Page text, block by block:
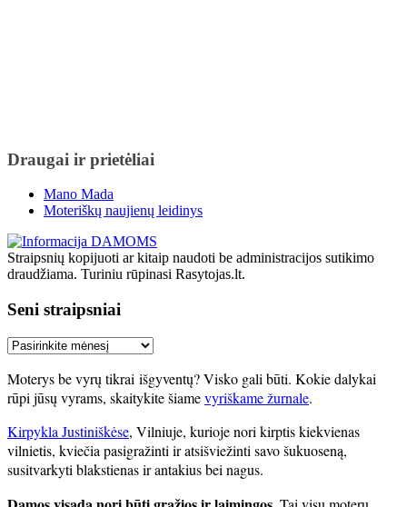
Draugai ir prietėliai
Mano Mada
Moteriškų naujienų leidinys
Straipsnių kopijuoti ar kitaip naudoti be administracijos sutikimo
draudžiama. Turiniu rūpinasi Rasytojas.lt.
Seni straipsniai
Seni
Moterys be vyrų tikrai išgyventų? Visko gali būti. Kokie dalykai
rūpi jūsų vyrams, skaitykite šiamevyriškame žurnale.
Kirpykla Justiniškėse, Vilniuje, kurioje nori kirptis kiekvienas
vilnietis, kviečia pasigražinti ir atsišviežinti savo šukuoseną,
susitvarkyti blakstienas ir antakius bei nagus.